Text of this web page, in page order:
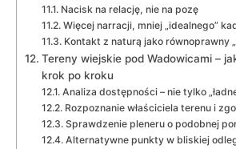
Nacisk na relację, nie na pozę
Więcej narracji, mniej „idealnego”
Kontakt z naturą jako równoprawny
Tereny wiejskie pod Wadowicami –
krok po kroku
Analiza dostępności – nie tylko
Rozpoznanie właściciela terenu i
Sprawdzenie pleneru o podobnej
Alternatywne punkty w bliskiej